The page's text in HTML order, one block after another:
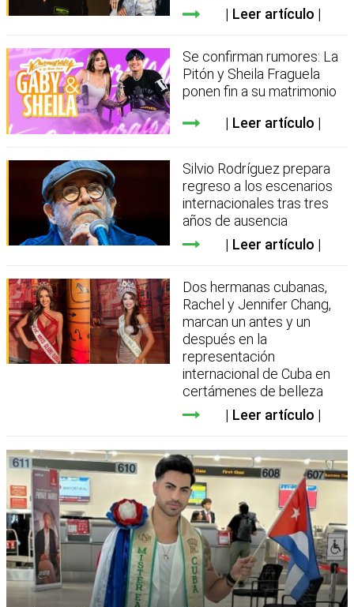
Leer artículo
Se confirman rumores: La
Pitón y Sheila Fraguela
ponen fin a su matrimonio
Leer artículo
Silvio Rodríguez prepara
regreso a los escenarios
internacionales tras tres
años de ausencia
Leer artículo
Dos hermanas cubanas,
Rachel y Jennifer Chang,
marcan un antes y un
después en la
representación
internacional de Cuba en
certámenes de belleza
Leer artículo